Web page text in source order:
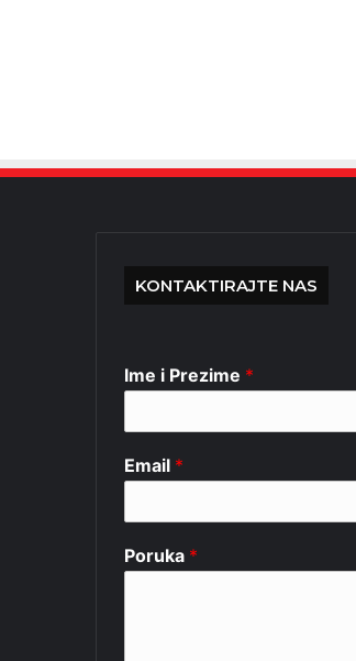
KONTAKTIRAJTE NAS
Ime i Prezime *
Email *
Poruka *